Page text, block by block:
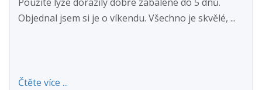
Použité lyže dorazily dobře zabalené do 5 dnů.
Objednal jsem si je o víkendu. Všechno je skvělé, ...
Čtěte více ...